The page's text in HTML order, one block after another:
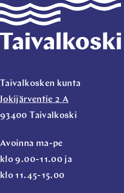
Taivalkosken kunta
Jokijärventie 2 A
93400 Taivalkoski
Avoinna ma-pe
klo 9.00-11.00 ja
klo 11.45-15.00